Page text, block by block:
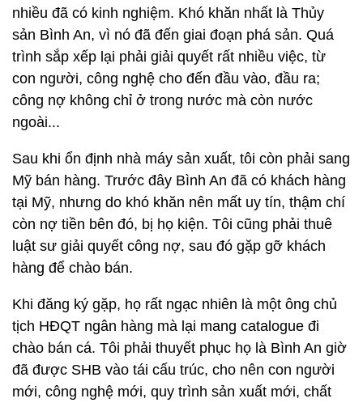
nhiều đã có kinh nghiệm. Khó khăn nhất là Thủy
sản Bình An, vì nó đã đến giai đoạn phá sản. Quá
trình sắp xếp lại phải giải quyết rất nhiều việc, từ
con người, công nghệ cho đến đầu vào, đầu ra;
công nợ không chỉ ở trong nước mà còn nước
ngoài...
Sau khi ổn định nhà máy sản xuất, tôi còn phải sang
Mỹ bán hàng. Trước đây Bình An đã có khách hàng
tại Mỹ, nhưng do khó khăn nên mất uy tín, thậm chí
còn nợ tiền bên đó, bị họ kiện. Tôi cũng phải thuê
luật sư giải quyết công nợ, sau đó gặp gỡ khách
hàng để chào bán.
Khi đăng ký gặp, họ rất ngạc nhiên là một ông chủ
tịch HĐQT ngân hàng mà lại mang catalogue đi
chào bán cá. Tôi phải thuyết phục họ là Bình An giờ
đã được SHB vào tái cấu trúc, cho nên con người
mới, công nghệ mới, quy trình sản xuất mới, chất